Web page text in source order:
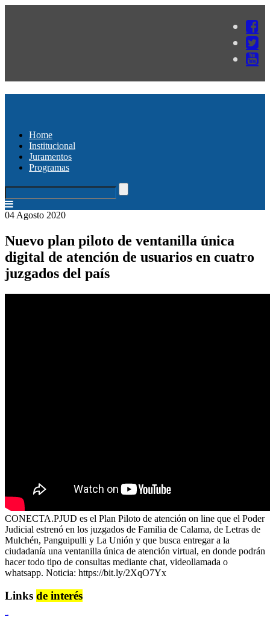
Home
Institucional
Juramentos
Programas
04 Agosto 2020
Nuevo plan piloto de ventanilla única
digital de atención de usuarios en cuatro
juzgados del país
CONECTA.PJUD es el Plan Piloto de atención on line que el Poder
Judicial estrenó en los juzgados de Familia de Calama, de Letras de
Mulchén, Panguipulli y La Unión y que busca entregar a la
ciudadanía una ventanilla única de atención virtual, en donde podrán
hacer todo tipo de consultas mediante chat, videollamada o
whatsapp. Noticia: https://bit.ly/2XqO7Yx
Links de interés